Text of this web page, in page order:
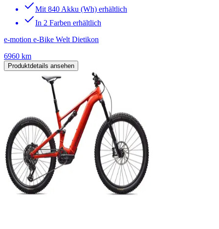
Mit 840 Akku (Wh) erhältlich
In 2 Farben erhältlich
e-motion e-Bike Welt Dietikon
6960 km
Produktdetails ansehen